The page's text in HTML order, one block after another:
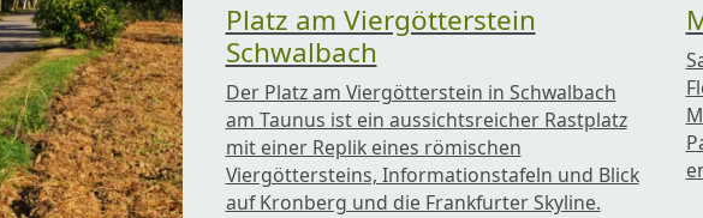
Platz am Viergötterstein
Schwalbach
Der Platz am Viergötterstein in Schwalbach
am Taunus ist ein aussichtsreicher Rastplatz
mit einer Replik eines römischen
Viergöttersteins, Informationstafeln und Blick
auf Kronberg und die Frankfurter Skyline.